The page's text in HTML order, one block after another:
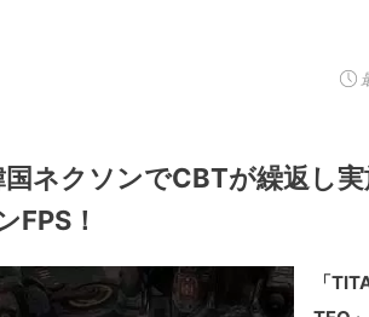
ネクソンでCBTが繰返し
FPS！
「